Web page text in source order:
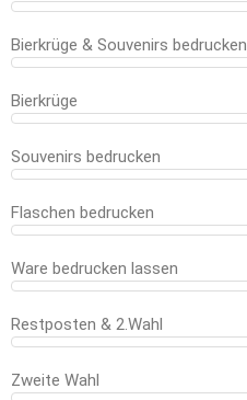
Bierkrüge & Souvenirs bedrucken
Bierkrüge
Souvenirs bedrucken
Flaschen bedrucken
Ware bedrucken lassen
Restposten & 2.Wahl
Zweite Wahl